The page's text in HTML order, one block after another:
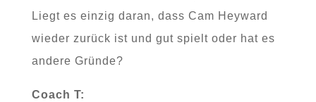
Liegt es einzig daran, dass Cam Heyward
wieder zurück ist und gut spielt oder hat es
andere Gründe?
Coach T: